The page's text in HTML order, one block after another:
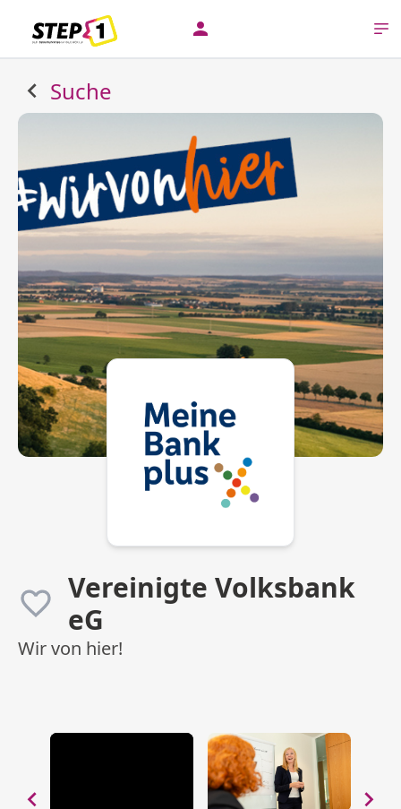
Suche
Vereinigte Volksbank
eG
Wir von hier!